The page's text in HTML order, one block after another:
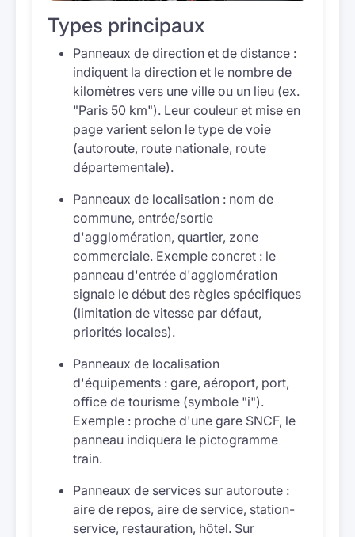
Types principaux
Panneaux de direction et de distance :
indiquent la direction et le nombre de
kilomètres vers une ville ou un lieu (ex.
"Paris 50 km"). Leur couleur et mise en
page varient selon le type de voie
(autoroute, route nationale, route
départementale).
Panneaux de localisation : nom de
commune, entrée/sortie
d'agglomération, quartier, zone
commerciale. Exemple concret : le
panneau d'entrée d'agglomération
signale le début des règles spécifiques
(limitation de vitesse par défaut,
priorités locales).
Panneaux de localisation
d'équipements : gare, aéroport, port,
office de tourisme (symbole "i").
Exemple : proche d'une gare SNCF, le
panneau indiquera le pictogramme
train.
Panneaux de services sur autoroute :
aire de repos, aire de service, station-
service, restauration, hôtel. Sur